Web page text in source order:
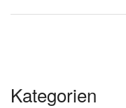
Kategorien